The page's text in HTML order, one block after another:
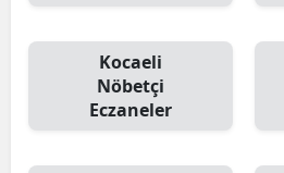
Kocaeli
Nöbetçi
Eczaneler